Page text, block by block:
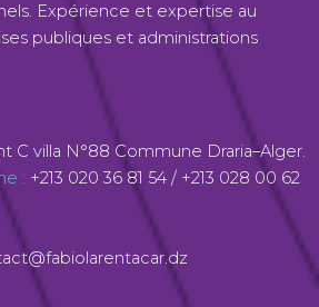
Expérience et expertise au
publiques et administrations
C villa N°88 Commune Draria–Alger.
: +213 020 36 81 54 ‬ / +213 028 00 62